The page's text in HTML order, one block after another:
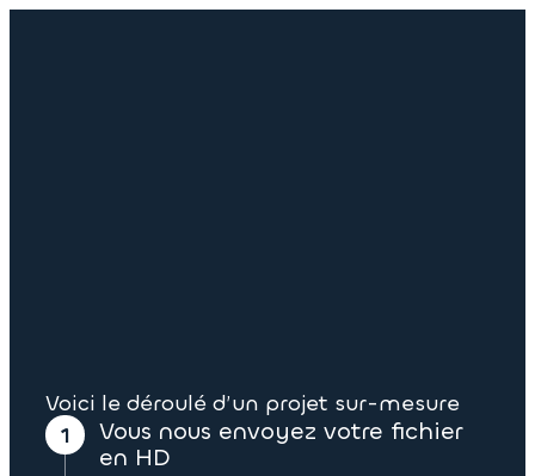
Voici le déroulé d’un projet sur-mesure
Vous nous envoyez votre fichier
en HD